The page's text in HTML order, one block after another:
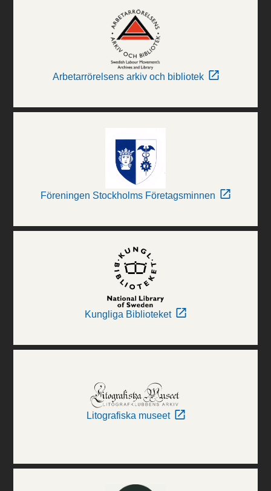
Arbetarrörelsens arkiv och bibliotek
Föreningen Stockholms Företagsminnen
Kungliga Biblioteket
Litografiska museet